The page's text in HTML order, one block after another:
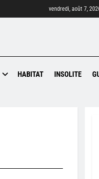
vendredi, août 7,
HABITAT INSOLITE